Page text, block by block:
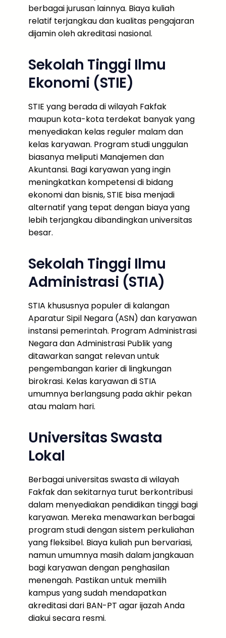
berbagai jurusan lainnya. Biaya kuliah
relatif terjangkau dan kualitas pengajaran
dijamin oleh akreditasi nasional.
Sekolah Tinggi Ilmu
Ekonomi (STIE)
STIE yang berada di wilayah Fakfak
maupun kota-kota terdekat banyak yang
menyediakan kelas reguler malam dan
kelas karyawan. Program studi unggulan
biasanya meliputi Manajemen dan
Akuntansi. Bagi karyawan yang ingin
meningkatkan kompetensi di bidang
ekonomi dan bisnis, STIE bisa menjadi
alternatif yang tepat dengan biaya yang
lebih terjangkau dibandingkan universitas
besar.
Sekolah Tinggi Ilmu
Administrasi (STIA)
STIA khususnya populer di kalangan
Aparatur Sipil Negara (ASN) dan karyawan
instansi pemerintah. Program Administrasi
Negara dan Administrasi Publik yang
ditawarkan sangat relevan untuk
pengembangan karier di lingkungan
birokrasi. Kelas karyawan di STIA
umumnya berlangsung pada akhir pekan
atau malam hari.
Universitas Swasta
Lokal
Berbagai universitas swasta di wilayah
Fakfak dan sekitarnya turut berkontribusi
dalam menyediakan pendidikan tinggi bagi
karyawan. Mereka menawarkan berbagai
program studi dengan sistem perkuliahan
yang fleksibel. Biaya kuliah pun bervariasi,
namun umumnya masih dalam jangkauan
bagi karyawan dengan penghasilan
menengah. Pastikan untuk memilih
kampus yang sudah mendapatkan
akreditasi dari BAN-PT agar ijazah Anda
diakui secara resmi.